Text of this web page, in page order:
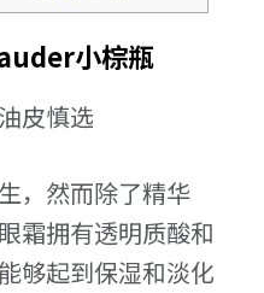
小棕瓶
皮慎选
，然而除了精华
霜拥有透明质酸和
够起到保湿和淡化